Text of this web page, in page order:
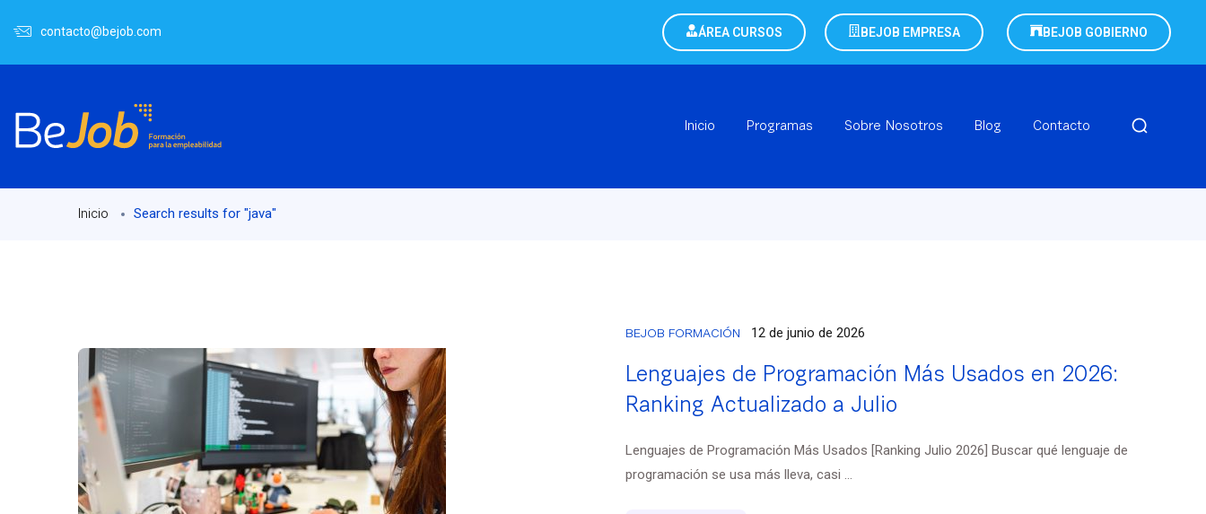
contacto@bejob.com ÁREA CURSOS BEJOB EMPRESA BEJOB GOBIERNO
Inicio Programas Sobre Nosotros Blog Contacto
Inicio Search results for "java"
BEJOB FORMACIÓN 12 de junio de 2026
Lenguajes de Programación Más Usados en 2026:
Ranking Actualizado a Julio
Lenguajes de Programación Más Usados [Ranking Julio 2026] Buscar qué lenguaje de
programación se usa más lleva, casi ...